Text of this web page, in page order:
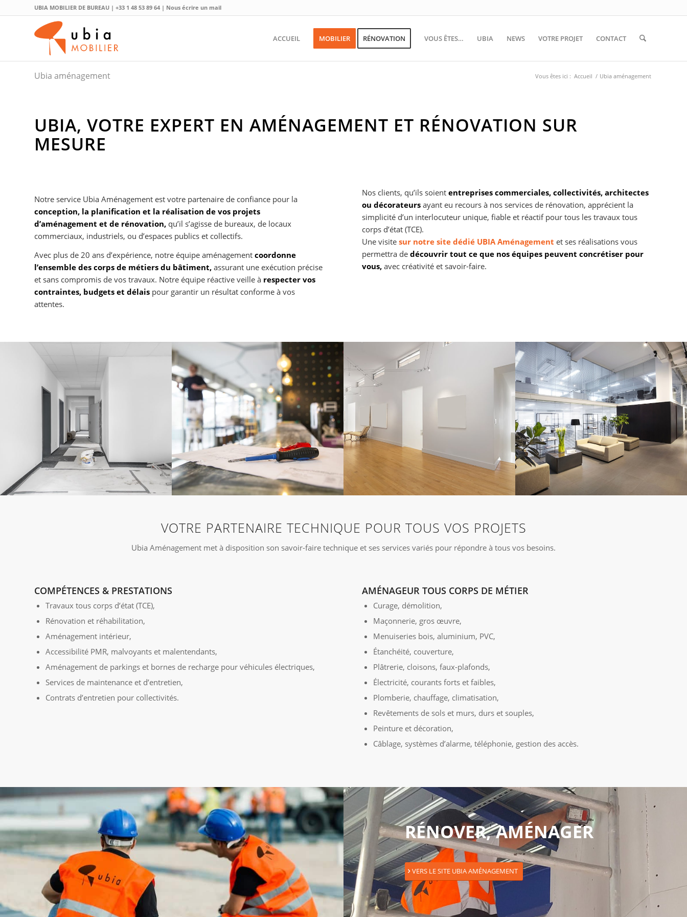
UBIA MOBILIER DE BUREAU | +33 1 48 53 89 64 | Nous écrire un mail
ACCUEIL MOBILIER RÉNOVATION VOUS ÊTES… UBIA NEWS VOTRE PROJET CONTACT
Ubia aménagement Vous êtes ici : Accueil / Ubia aménagement
UBIA, VOTRE EXPERT EN AMÉNAGEMENT ET RÉNOVATION SUR
MESURE
Notre service Ubia Aménagement est votre partenaire de confiance pour la
conception, la planification et la réalisation de vos projets
d’aménagement et de rénovation, qu’il s’agisse de bureaux, de locaux
commerciaux, industriels, ou d’espaces publics et collectifs.
Avec plus de 20 ans d’expérience, notre équipe aménagement coordonne
l’ensemble des corps de métiers du bâtiment, assurant une exécution précise
et sans compromis de vos travaux. Notre équipe réactive veille à respecter vos
contraintes, budgets et délais pour garantir un résultat conforme à vos
attentes.
Nos clients, qu’ils soiententreprises commerciales, collectivités, architectes
ou décorateurs ayant eu recours à nos services de rénovation, apprécient la
simplicité d’un interlocuteur unique, fiable et réactif pour tous les travaux tous
corps d’état (TCE).
Une visite sur notre site dédié UBIA Aménagement et ses réalisations vous
permettra dedécouvrir tout ce que nos équipes peuvent concrétiser pour
vous, avec créativité et savoir-faire.
VOTRE PARTENAIRE TECHNIQUE POUR TOUS VOS PROJETS
Ubia Aménagement met à disposition son savoir-faire technique et ses services variés pour répondre à tous vos besoins.
COMPÉTENCES & PRESTATIONS
Travaux tous corps d’état (TCE),
Rénovation et réhabilitation,
Aménagement intérieur,
Accessibilité PMR, malvoyants et malentendants,
Aménagement de parkings et bornes de recharge pour véhicules électriques,
Services de maintenance et d’entretien,
Contrats d’entretien pour collectivités.
AMÉNAGEUR TOUS CORPS DE MÉTIER
Curage, démolition,
Maçonnerie, gros œuvre,
Menuiseries bois, aluminium, PVC,
Étanchéité, couverture,
Plâtrerie, cloisons, faux-plafonds,
Électricité, courants forts et faibles,
Plomberie, chauffage, climatisation,
Revêtements de sols et murs, durs et souples,
Peinture et décoration,
Câblage, systèmes d’alarme, téléphonie, gestion des accès.
RÉNOVER, AMÉNAGER
VERS LE SITE UBIA AMÉNAGEMENT